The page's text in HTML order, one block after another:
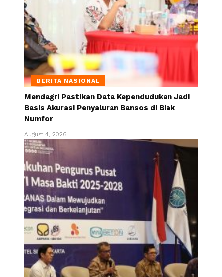
BERITA NASIONAL
Mendagri Pastikan Data Kependudukan Jadi
Basis Akurasi Penyaluran Bansos di Biak
Numfor
August 4, 2026